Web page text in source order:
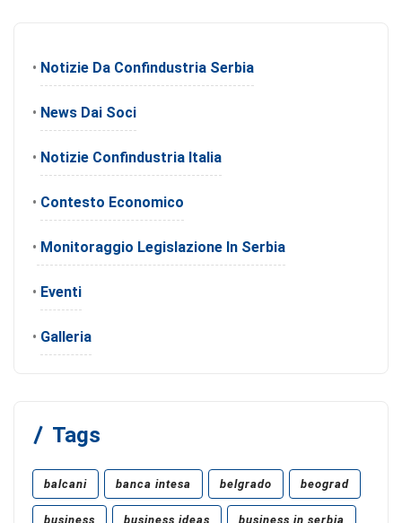
• Notizie Da Confindustria Serbia
• News Dai Soci
• Notizie Confindustria Italia
• Contesto Economico
• Monitoraggio Legislazione In Serbia
• Eventi
• Galleria
Tags
balcani banca intesa belgrado beograd
business business ideas business in serbia